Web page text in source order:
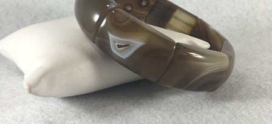
FÓSILES JOYAS METEORITOS
MINERALES
PRODUCTOS DE
CONSUMO